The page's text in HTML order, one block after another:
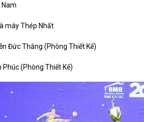
Nam
máy Thép Nhất
Đức Thắng (Phòng Thiết Kế)
Phúc (Phòng Thiết Kế)